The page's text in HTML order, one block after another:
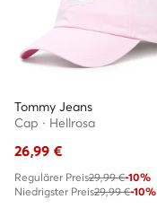
Tommy Jeans
Cap · Hellrosa
26,99 €
Regulärer Preis29,99 €-10%
Niedrigster Preis29,99 €-10%